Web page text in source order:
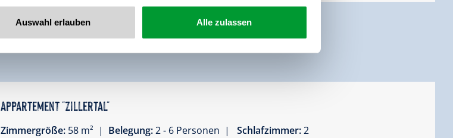
Auswahl erlauben Alle zulassen
Appartement "Zillertal"
Zimmergröße: 58 m² | Belegung:2 - 6 Personen | Schlafzimmer:2